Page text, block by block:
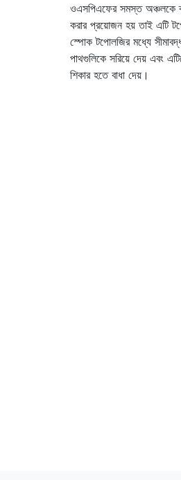
ওএসপিএফের সমস্ত অঞ্চলকে
করার প্রয়োজন হয় তাই এটি
স্পোক টপোলজির মধ্যে
পাথগুলিকে সরিয়ে দেয় এবং
শিকার হতে বাধা দেয়।